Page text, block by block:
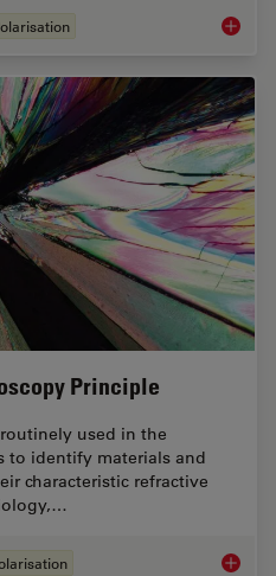
A
Principle
used in the
to identify materials and
characteristic refractive
The